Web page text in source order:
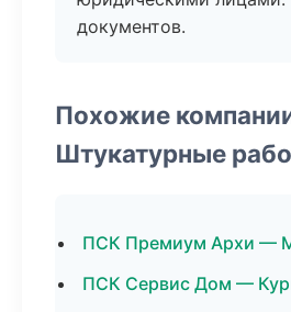
документов.
Похожие
Штукатурные
ПСК Премиум Архи —
ПСК Сервис Дом —